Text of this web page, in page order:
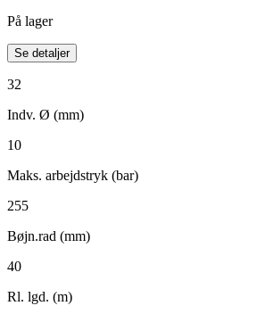
På lager
Se detaljer
32
Indv. Ø (mm)
10
Maks. arbejdstryk (bar)
255
Bøjn.rad (mm)
40
Rl. lgd. (m)